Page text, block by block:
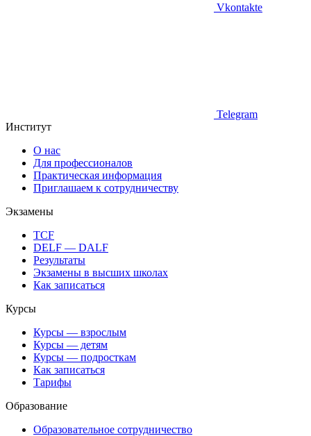
Vkontakte
Telegram
Институт
О нас
Для профессионалов
Практическая информация
Приглашаем к сотрудничеству
Экзамены
TCF
DELF — DALF
Результаты
Экзамены в высших школах
Как записаться
Курсы
Курсы — взрослым
Курсы — детям
Курсы — подросткам
Как записаться
Тарифы
Образование
Образовательное сотрудничество